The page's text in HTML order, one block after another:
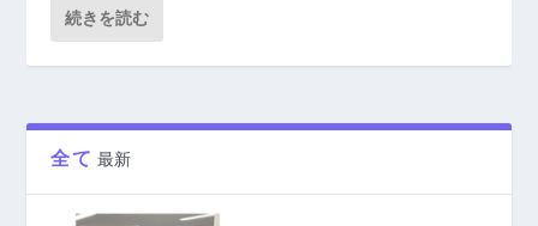
続きを読む
全て 最新